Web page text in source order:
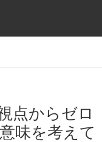
点からゼロ
味を考えて